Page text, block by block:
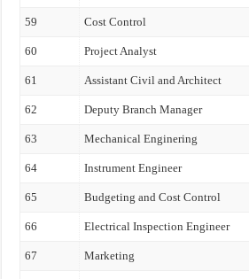
59 Cost Control
60 Project Analyst
61 Assistant Civil and Architect
62 Deputy Branch Manager
63 Mechanical Enginering
64 Instrument Engineer
65 Budgeting and Cost Control
66 Electrical Inspection Engineer
67 Marketing